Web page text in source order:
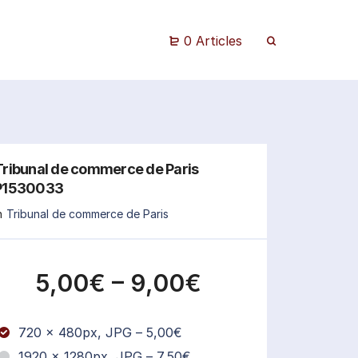
0 Articles
de commerce de Paris
Tribunal de commerce de Paris
5,00€ – 9,00€
720 x 480px, JPG – 5,00€